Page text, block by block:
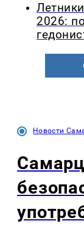
2026:
Новости